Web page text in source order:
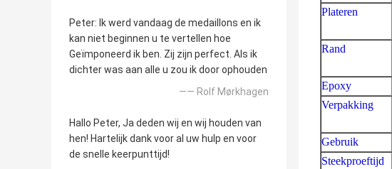
Peter: Ik werd vandaag de medaillons en ik
kan niet beginnen u te vertellen hoe
Geïmponeerd ik ben. Zij zijn perfect. Als ik
dichter was aan alle u zou ik door ophouden
—— Rolf Mørkhagen
Hallo Peter, Ja deden wij en wij houden van
hen! Hartelijk dank voor al uw hulp en voor
de snelle keerpunttijd!
Plateren
Rand
Epoxy
Verpakking
Gebruik
Steekproeftijd